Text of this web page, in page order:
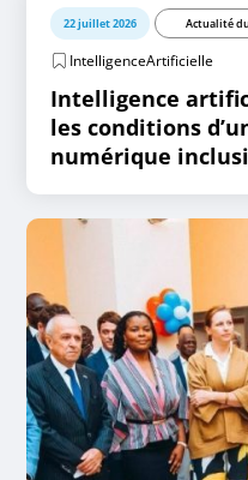
22 juillet 2026 Actualité
IntelligenceArtificielle
Intelligence
les conditions
numérique